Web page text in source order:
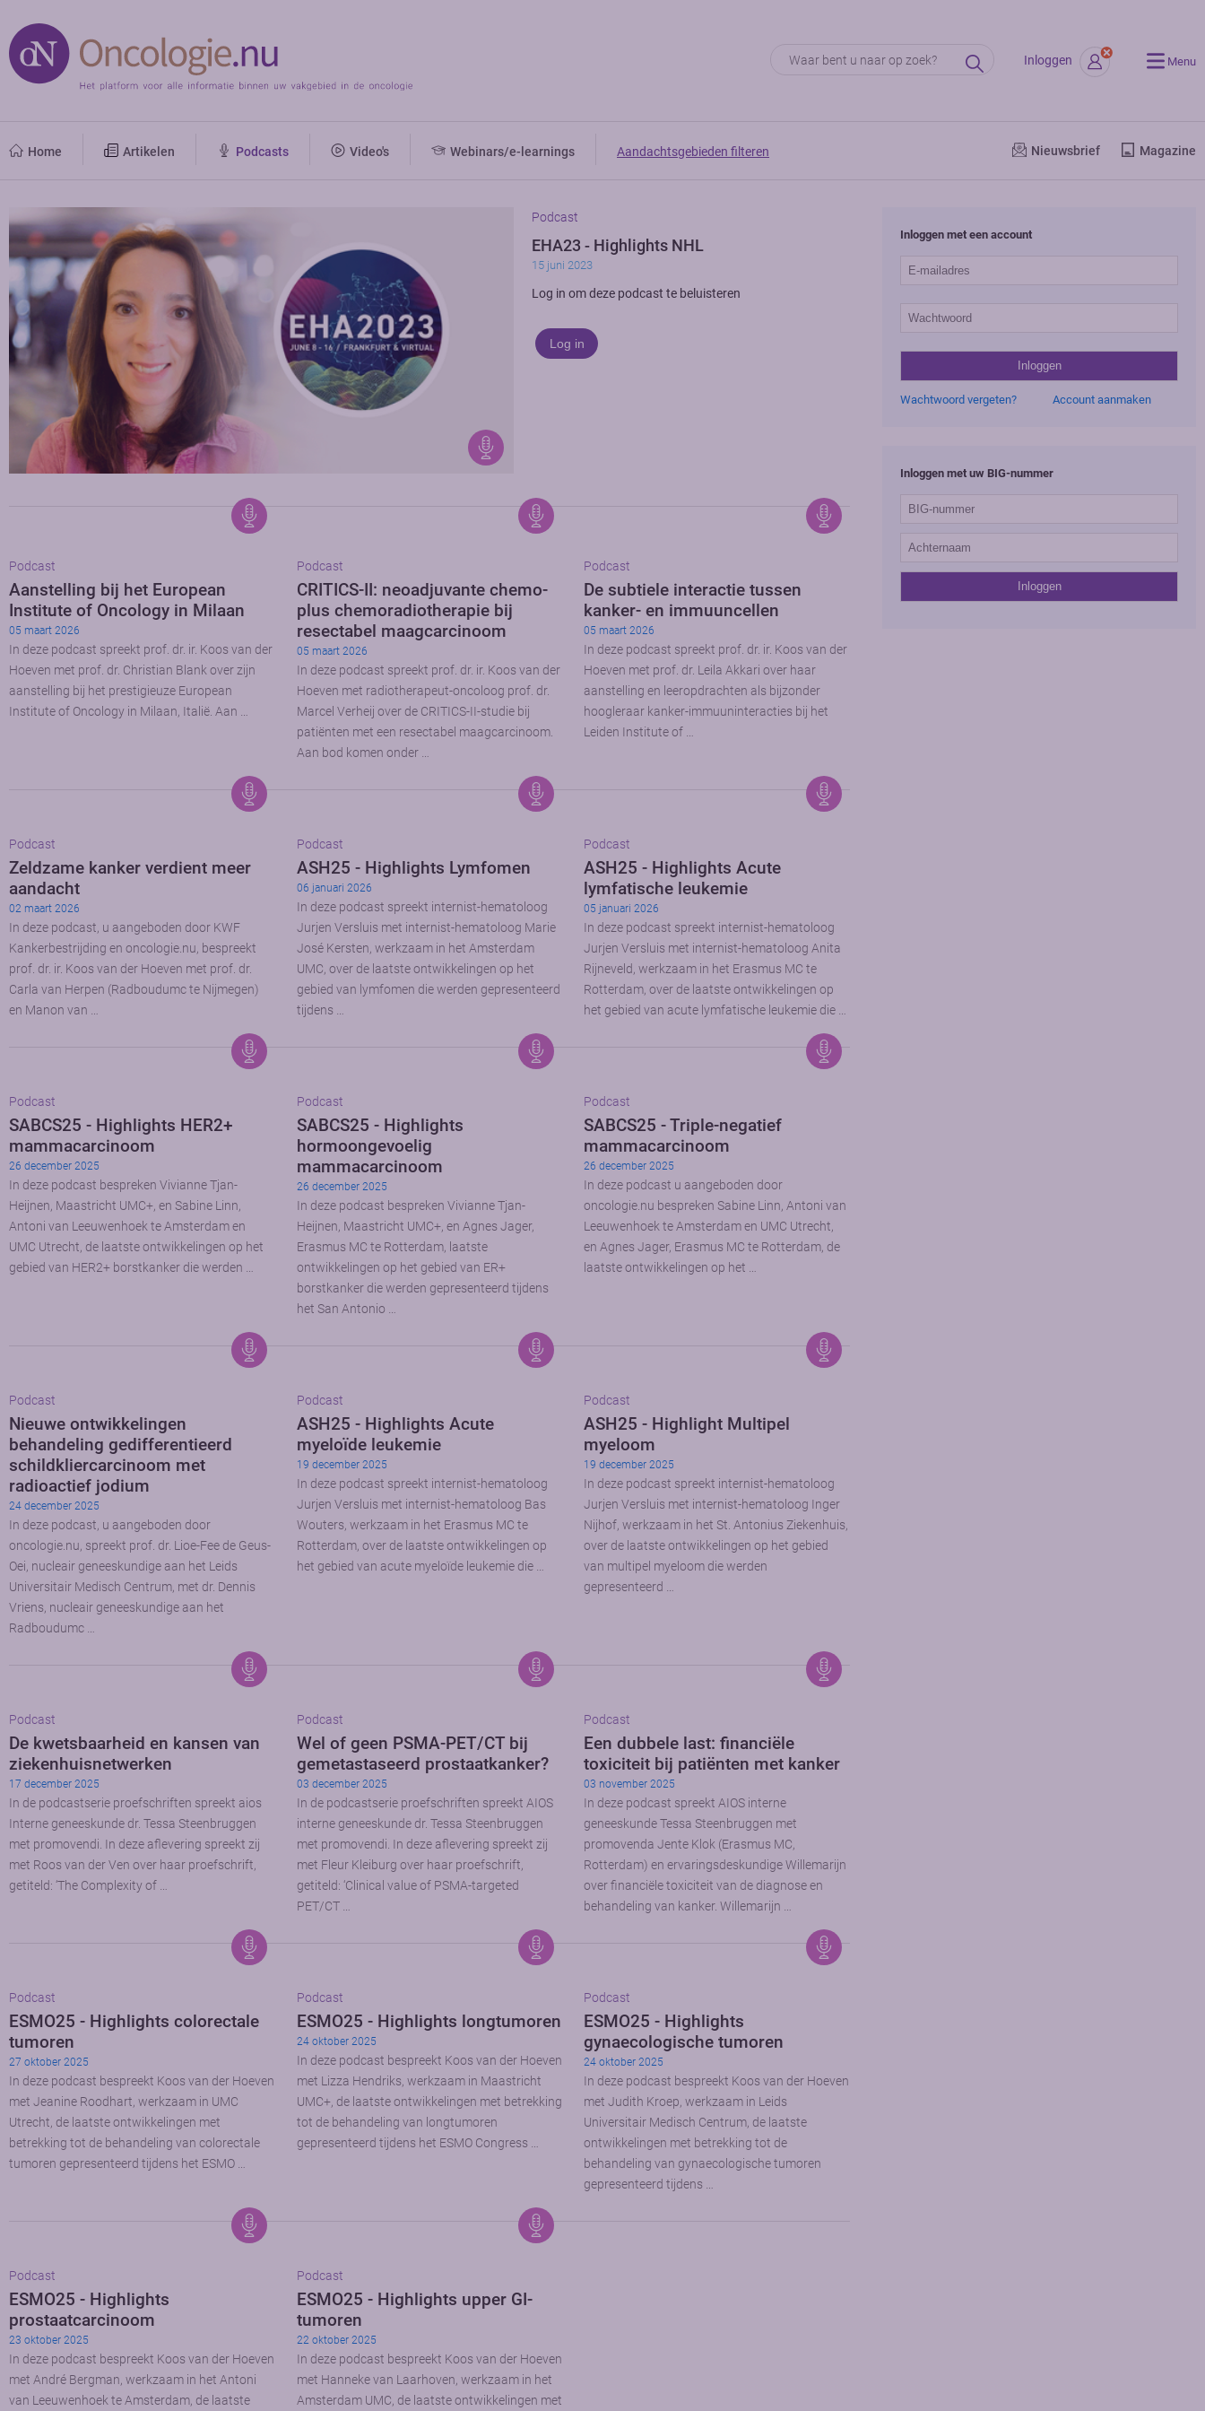
Inloggen Menu
Home Artikelen Podcasts Video's Webinars/e-learnings Aandachtsgebieden filteren Nieuwsbrief Magazine
Podcast
EHA23 - Highlights NHL
15 juni 2023
Log in om deze podcast te beluisteren
Log in
Podcast
Aanstelling bij het European
Institute of Oncology in Milaan
05 maart 2026
In deze podcast spreekt prof. dr. ir. Koos van der
Hoeven met prof. dr. Christian Blank over zijn
aanstelling bij het prestigieuze European
Institute of Oncology in Milaan, Italië. Aan …
Podcast
CRITICS-II: neoadjuvante chemo-
plus chemoradiotherapie bij
resectabel maagcarcinoom
05 maart 2026
In deze podcast spreekt prof. dr. ir. Koos van der
Hoeven met radiotherapeut-oncoloog prof. dr.
Marcel Verheij over de CRITICS-II-studie bij
patiënten met een resectabel maagcarcinoom.
Aan bod komen onder …
Podcast
De subtiele interactie tussen
kanker- en immuuncellen
05 maart 2026
In deze podcast spreekt prof. dr. ir. Koos van der
Hoeven met prof. dr. Leila Akkari over haar
aanstelling en leeropdrachten als bijzonder
hoogleraar kanker-immuuninteracties bij het
Leiden Institute of …
Podcast
Zeldzame kanker verdient meer
aandacht
02 maart 2026
In deze podcast, u aangeboden door KWF
Kankerbestrijding en oncologie.nu, bespreekt
prof. dr. ir. Koos van der Hoeven met prof. dr.
Carla van Herpen (Radboudumc te Nijmegen)
en Manon van …
Podcast
ASH25 - Highlights Lymfomen
06 januari 2026
In deze podcast spreekt internist-hematoloog
Jurjen Versluis met internist-hematoloog Marie
José Kersten, werkzaam in het Amsterdam
UMC, over de laatste ontwikkelingen op het
gebied van lymfomen die werden gepresenteerd
tijdens …
Podcast
ASH25 - Highlights Acute
lymfatische leukemie
05 januari 2026
In deze podcast spreekt internist-hematoloog
Jurjen Versluis met internist-hematoloog Anita
Rijneveld, werkzaam in het Erasmus MC te
Rotterdam, over de laatste ontwikkelingen op
het gebied van acute lymfatische leukemie die …
Podcast
SABCS25 - Highlights HER2+
mammacarcinoom
26 december 2025
In deze podcast bespreken Vivianne Tjan-
Heijnen, Maastricht UMC+, en Sabine Linn,
Antoni van Leeuwenhoek te Amsterdam en
UMC Utrecht, de laatste ontwikkelingen op het
gebied van HER2+ borstkanker die werden …
Podcast
SABCS25 - Highlights
hormoongevoelig
mammacarcinoom
26 december 2025
In deze podcast bespreken Vivianne Tjan-
Heijnen, Maastricht UMC+, en Agnes Jager,
Erasmus MC te Rotterdam, laatste
ontwikkelingen op het gebied van ER+
borstkanker die werden gepresenteerd tijdens
het San Antonio …
Podcast
SABCS25 - Triple-negatief
mammacarcinoom
26 december 2025
In deze podcast u aangeboden door
oncologie.nu bespreken Sabine Linn, Antoni van
Leeuwenhoek te Amsterdam en UMC Utrecht,
en Agnes Jager, Erasmus MC te Rotterdam, de
laatste ontwikkelingen op het …
Podcast
Nieuwe ontwikkelingen
behandeling gedifferentieerd
schildkliercarcinoom met
radioactief jodium
24 december 2025
In deze podcast, u aangeboden door
oncologie.nu, spreekt prof. dr. Lioe-Fee de Geus-
Oei, nucleair geneeskundige aan het Leids
Universitair Medisch Centrum, met dr. Dennis
Vriens, nucleair geneeskundige aan het
Radboudumc …
Podcast
ASH25 - Highlights Acute
myeloïde leukemie
19 december 2025
In deze podcast spreekt internist-hematoloog
Jurjen Versluis met internist-hematoloog Bas
Wouters, werkzaam in het Erasmus MC te
Rotterdam, over de laatste ontwikkelingen op
het gebied van acute myeloïde leukemie die …
Podcast
ASH25 - Highlight Multipel
myeloom
19 december 2025
In deze podcast spreekt internist-hematoloog
Jurjen Versluis met internist-hematoloog Inger
Nijhof, werkzaam in het St. Antonius Ziekenhuis,
over de laatste ontwikkelingen op het gebied
van multipel myeloom die werden
gepresenteerd …
Podcast
De kwetsbaarheid en kansen van
ziekenhuisnetwerken
17 december 2025
In de podcastserie proefschriften spreekt aios
Interne geneeskunde dr. Tessa Steenbruggen
met promovendi. In deze aflevering spreekt zij
met Roos van der Ven over haar proefschrift,
getiteld: ‘The Complexity of …
Podcast
Wel of geen PSMA-PET/CT bij
gemetastaseerd prostaatkanker?
03 december 2025
In de podcastserie proefschriften spreekt AIOS
interne geneeskunde dr. Tessa Steenbruggen
met promovendi. In deze aflevering spreekt zij
met Fleur Kleiburg over haar proefschrift,
getiteld: ‘Clinical value of PSMA-targeted
PET/CT …
Podcast
Een dubbele last: financiële
toxiciteit bij patiënten met kanker
03 november 2025
In deze podcast spreekt AIOS interne
geneeskunde Tessa Steenbruggen met
promovenda Jente Klok (Erasmus MC,
Rotterdam) en ervaringsdeskundige Willemarijn
over financiële toxiciteit van de diagnose en
behandeling van kanker. Willemarijn …
Podcast
ESMO25 - Highlights colorectale
tumoren
27 oktober 2025
In deze podcast bespreekt Koos van der Hoeven
met Jeanine Roodhart, werkzaam in UMC
Utrecht, de laatste ontwikkelingen met
betrekking tot de behandeling van colorectale
tumoren gepresenteerd tijdens het ESMO …
Podcast
ESMO25 - Highlights longtumoren
24 oktober 2025
In deze podcast bespreekt Koos van der Hoeven
met Lizza Hendriks, werkzaam in Maastricht
UMC+, de laatste ontwikkelingen met betrekking
tot de behandeling van longtumoren
gepresenteerd tijdens het ESMO Congress …
Podcast
ESMO25 - Highlights
gynaecologische tumoren
24 oktober 2025
In deze podcast bespreekt Koos van der Hoeven
met Judith Kroep, werkzaam in Leids
Universitair Medisch Centrum, de laatste
ontwikkelingen met betrekking tot de
behandeling van gynaecologische tumoren
gepresenteerd tijdens …
Podcast
ESMO25 - Highlights
prostaatcarcinoom
23 oktober 2025
In deze podcast bespreekt Koos van der Hoeven
met André Bergman, werkzaam in het Antoni
van Leeuwenhoek te Amsterdam, de laatste
Podcast
ESMO25 - Highlights upper GI-
tumoren
22 oktober 2025
In deze podcast bespreekt Koos van der Hoeven
met Hanneke van Laarhoven, werkzaam in het
Amsterdam UMC, de laatste ontwikkelingen met
Inloggen met een account
Wachtwoord vergeten? Account aanmaken
Inloggen met uw BIG-nummer